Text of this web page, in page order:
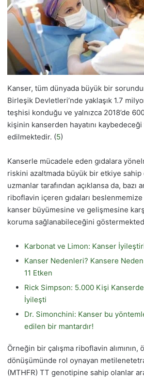
Kanser, tüm dünyada büyük bir
Birleşik Devletleri’nde yaklaşık 1.7
teşhisi konduğu ve yalnızca 2018’de
kişinin kanserden hayatını
edilmektedir. (5)
Kanserle mücadele eden gıdalara
riskini azaltmada büyük bir etkiye
uzmanlar tarafından açıklansa da, bazı
riboflavin içeren gıdaları
kanser büyümesine ve gelişmesine
koruma sağlanabileceğini
Karbonat ve Limon: Kanser
Kanser Nedenleri? Kansere
11 Etken
Rick Simpson: 5.000 Kişi
İyileşti
Dr. Simonchini: Kanser bu
edilen bir mantardır!
Örneğin bir çalışma riboflavin alımının,
dönüşümünde rol oynayan
(MTHFR) TT genotipine sahip olanlar